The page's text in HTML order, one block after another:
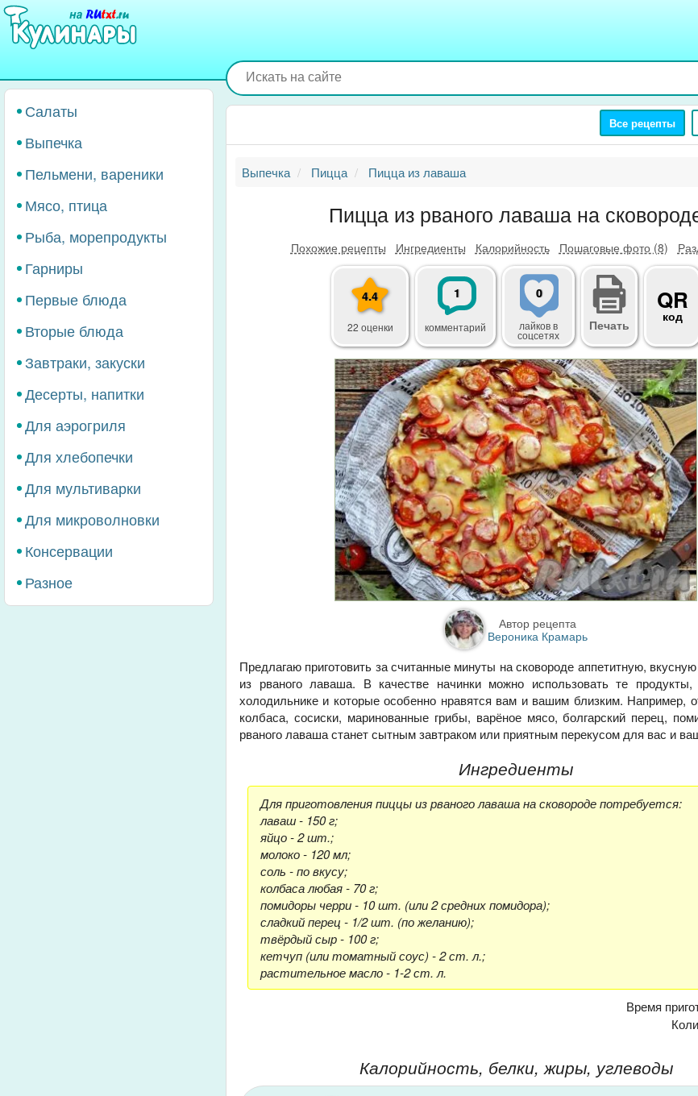
Перейти
основному
Салаты
Выпечка
Пельмени, вареники
Мясо, птица
Рыба, морепродукты
Гарниры
Первые блюда
Вторые блюда
Завтраки, закуски
Десерты, напитки
Для аэрогриля
Для хлебопечки
Для мультиварки
Для микроволновки
Консервации
Разное
Все рецепты
Выпечка Пицца Пицца из лаваша
Пицца из рваного лаваша на
Похожие рецепты Ингредиенты Калорийность Пошаговые фото (8)
4.4
22 оценки
1
комментарий
0
лайковв
соцсетях
Печать
QR
код
Автор рецепта
Вероника Крамарь
Предлагаю приготовить за считанные минуты на сковороде аппетитную,
из рваного лаваша. В качестве начинки можно использовать те
холодильнике и которые особенно нравятся вам и вашим близким. Например,
колбаса, сосиски, маринованные грибы, варёное мясо, болгарский перец,
рваного лаваша станет сытным завтраком или приятным перекусом для вас и
Ингредиенты
Для приготовления пиццы из рваного лаваша на сковороде потребуется:
лаваш - 150 г;
яйцо - 2 шт.;
молоко - 120 мл;
соль - по вкусу;
колбаса любая - 70 г;
помидоры черри - 10 шт. (или 2 средних помидора);
сладкий перец - 1/2 шт. (по желанию);
твёрдый сыр - 100 г;
кетчуп (или томатный соус) - 2 ст. л.;
растительное масло - 1-2 ст. л.
Время
Калорийность, белки, жиры, углеводы